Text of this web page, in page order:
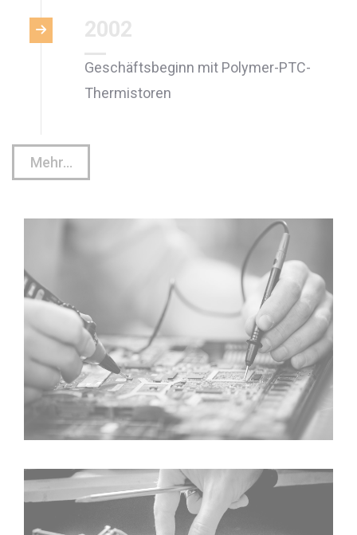
2002
Geschäftsbeginn mit Polymer-PTC-
Thermistoren
Mehr...